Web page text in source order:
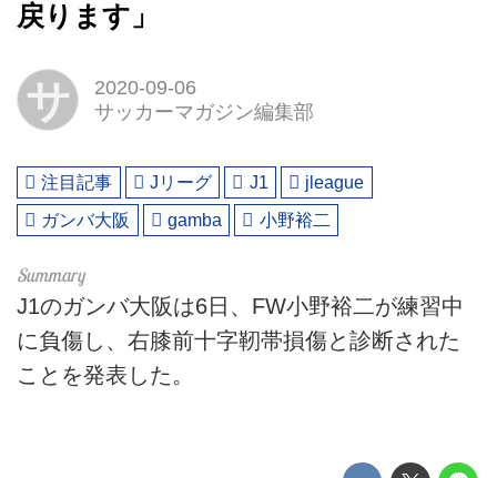
戻ります」
サ
2020-09-06
サッカーマガジン編集部
注目記事 Jリーグ J1
jleague
ガンバ大阪
gamba 小野裕二
J1のガンバ大阪は6日、FW小野裕二が練習中
に負傷し、右膝前十字靭帯損傷と診断された
ことを発表した。